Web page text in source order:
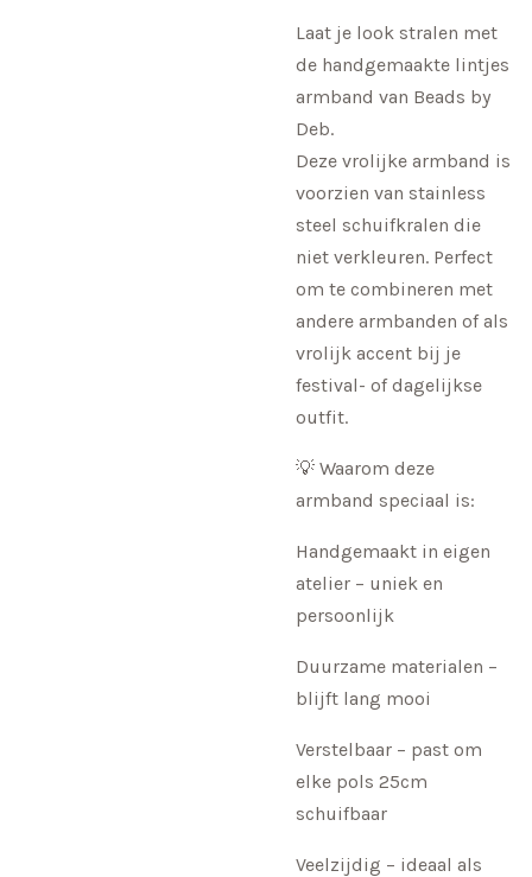
Laat je look stralen met
de handgemaakte lintjes
armband van Beads by
Deb.
Deze vrolijke armband is
voorzien van stainless
steel schuifkralen die
niet verkleuren. Perfect
om te combineren met
andere armbanden of als
vrolijk accent bij je
festival- of dagelijkse
outfit.
💡 Waarom deze
armband speciaal is:
Handgemaakt in eigen
atelier – uniek en
persoonlijk
Duurzame materialen –
blijft lang mooi
Verstelbaar – past om
elke pols 25cm
schuifbaar
Veelzijdig – ideaal als